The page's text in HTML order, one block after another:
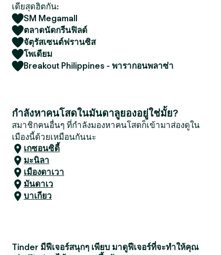
เดียสุดฮิตกัน:
SM Megamall
ตลาดนัดกรีนฟิลด์
จัตุรัสเซนต์ฟรานซิส
โพเดียม
Breakout Philippines - พารากอนพลาซ่า
กำลังหาคนโสดในมันดาลูยองอยู่ใช่มั้ย?
สมาชิกคนอื่นๆ ที่กำลังมองหาคนโสดก็เข้ามาส่องดูใน
เมืองนี้ด้วยเหมือนกันนะ
เกซอนซิตี้
มะนิลา
เมืองดาเวา
มันดาเว
บาเกียว
Tinder มีฟีเจอร์สนุกๆ เพียบ มาดูฟีเจอร์ที่จะทำให้คุณ